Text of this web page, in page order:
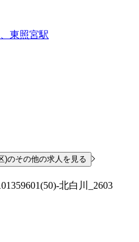
東照宮駅
)のその他の求人を見る
北白川_2603